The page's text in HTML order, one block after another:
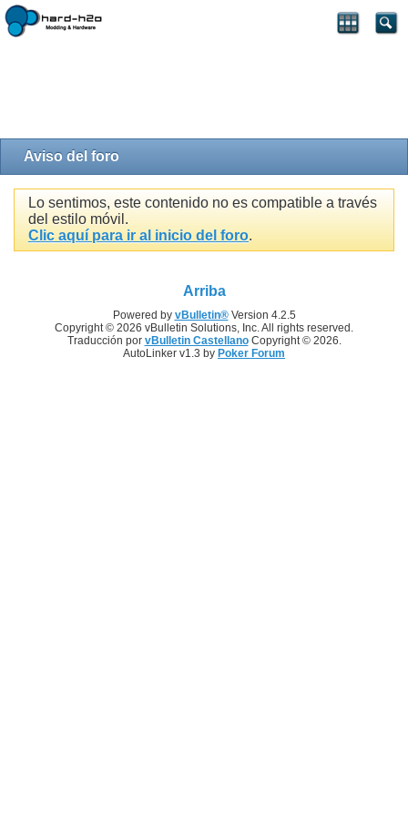
Aviso del foro
Lo sentimos, este contenido no es compatible a través
del estilo móvil.
Clic aquí para ir al inicio del foro.
Arriba
Powered by vBulletin®Version 4.2.5
Copyright © 2026 vBulletin Solutions, Inc. All rights reserved.
Traducción por vBulletin CastellanoCopyright © 2026.
AutoLinker v1.3 by Poker Forum